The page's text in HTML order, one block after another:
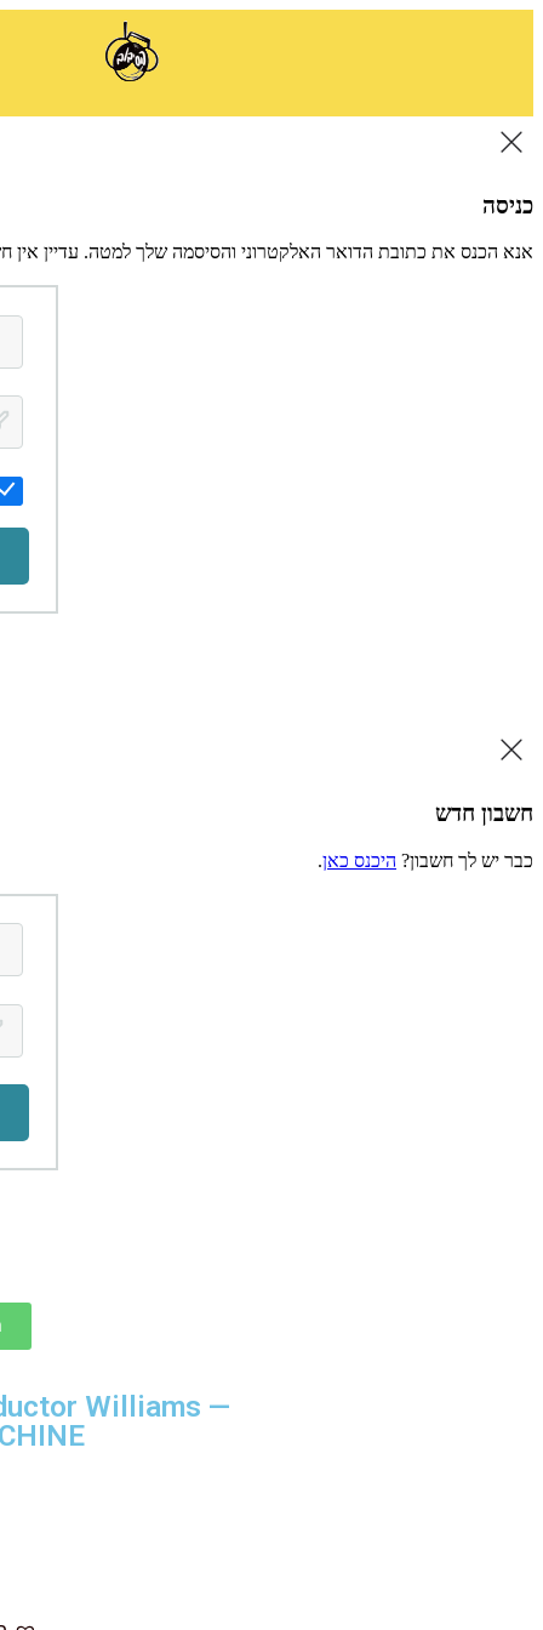
כניסה
אנא הכנס את כתובת הדואר האלקטרוני והסיסמה שלך למטה. עדיין אין
חשבון חדש
כבר יש לך חשבון? היכנס כאן.
Williams —